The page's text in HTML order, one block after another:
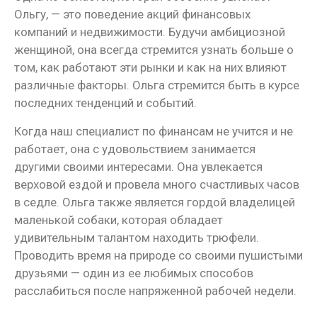
Ольгу, — это поведение акций финансовых
компаний и недвижимости. Будучи амбициозной
женщиной, она всегда стремится узнать больше о
том, как работают эти рынки и как на них влияют
различные факторы. Ольга стремится быть в курсе
последних тенденций и событий.
Когда наш специалист по финансам не учится и не
работает, она с удовольствием занимается
другими своими интересами. Она увлекается
верховой ездой и провела много счастливых часов
в седле. Ольга также является гордой владелицей
маленькой собаки, которая обладает
удивительным талантом находить трюфели.
Проводить время на природе со своими пушистыми
друзьями — один из ее любимых способов
расслабиться после напряженной рабочей недели.